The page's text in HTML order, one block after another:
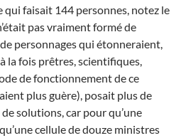
qui faisait 144 personnes, notez le
pas vraiment formé de
personnages qui étonneraient,
la fois prêtres, scientifiques,
de fonctionnement de ce
plus guère), posait plus de
solutions, car pour qu’une
cellule de douze ministres